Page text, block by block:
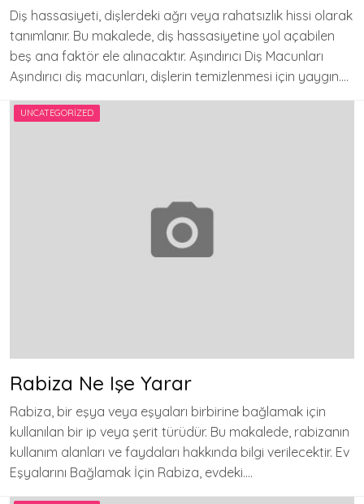
Diş hassasiyeti, dişlerdeki ağrı veya rahatsızlık hissi olarak
tanımlanır. Bu makalede, diş hassasiyetine yol açabilen
beş ana faktör ele alınacaktır. Aşındırıcı Diş Macunları
Aşındırıcı diş macunları, dişlerin temizlenmesi için yaygın….
UNCATEGORIZED
Rabiza Ne Işe Yarar
Rabiza, bir eşya veya eşyaları birbirine bağlamak için
kullanılan bir ip veya şerit türüdür. Bu makalede, rabizanın
kullanım alanları ve faydaları hakkında bilgi verilecektir. Ev
Eşyalarını Bağlamak İçin Rabiza, evdeki….